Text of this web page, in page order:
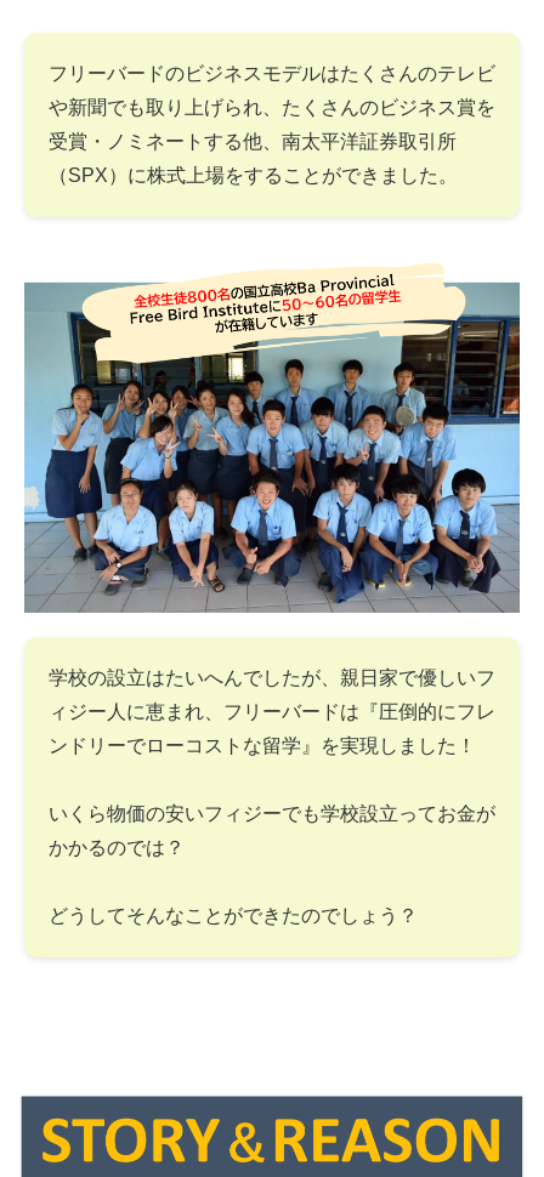
フリーバードのビジネスモデルはたくさんのテレビ
や新聞でも取り上げられ、たくさんのビジネス賞を
受賞・ノミネートする他、南太平洋証券取引所
（SPX）に株式上場をすることができました。
学校の設立はたいへんでしたが、親日家で優しいフ
ィジー人に恵まれ、フリーバードは『圧倒的にフレ
ンドリーでローコストな留学』を実現しました！
いくら物価の安いフィジーでも学校設立ってお金が
かかるのでは？
どうしてそんなことができたのでしょう？